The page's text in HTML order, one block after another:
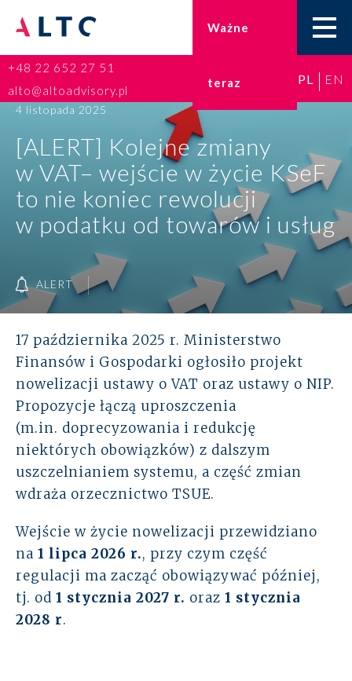
Ważne
teraz
Doradztwo podatkowe
Księgowość
Kadry i płace
Broker ubezpieczeniowy
Prawo karne dla biznesu
Rozwiązania
Zespół
Dołącz do nas
Dlaczego ALTO
Case studies
Baza wiedzy
+48 22 652 27 51
alto@altoadvisory.pl
PL EN
4 listopada 2025
[ALERT] Kolejne zmiany
w VAT– wejście w życie KSeF
to nie koniec rewolucji
w podatku od towarów i usług
ALERT
17 października 2025 r. Ministerstwo
Finansów i Gospodarki ogłosiło projekt
nowelizacji ustawy o VAT oraz ustawy o NIP.
Propozycje łączą uproszczenia
(m.in. doprecyzowania i redukcję
niektórych obowiązków) z dalszym
uszczelnianiem systemu, a część zmian
wdraża orzecznictwo TSUE.
Wejście w życie nowelizacji przewidziano
na 1 lipca 2026 r., przy czym część
regulacji ma zacząć obowiązywać później,
tj. od 1 stycznia 2027 r. oraz 1 stycznia
2028 r.